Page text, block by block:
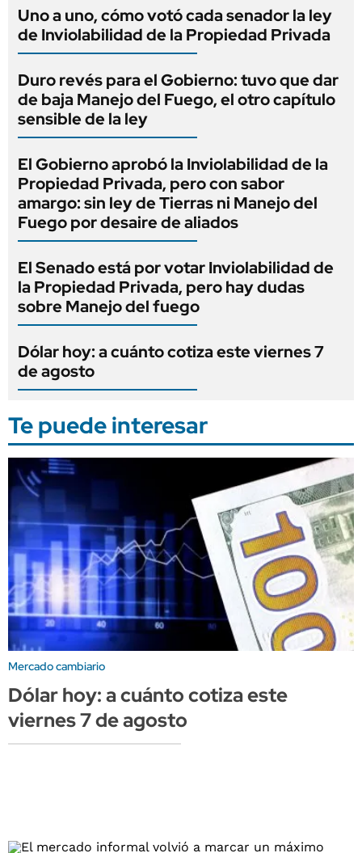
Uno a uno, cómo votó cada senador la ley
de Inviolabilidad de la Propiedad Privada
Duro revés para el Gobierno: tuvo que dar
de baja Manejo del Fuego, el otro capítulo
sensible de la ley
El Gobierno aprobó la Inviolabilidad de la
Propiedad Privada, pero con sabor
amargo: sin ley de Tierras ni Manejo del
Fuego por desaire de aliados
El Senado está por votar Inviolabilidad de
la Propiedad Privada, pero hay dudas
sobre Manejo del fuego
Dólar hoy: a cuánto cotiza este viernes 7
de agosto
Te puede interesar
Mercado cambiario
Dólar hoy: a cuánto cotiza este
viernes 7 de agosto